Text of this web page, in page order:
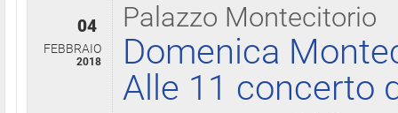
Palazzo Montecitorio
04
FEBBRAIO
2018
Domenica
Alle 11 concerto